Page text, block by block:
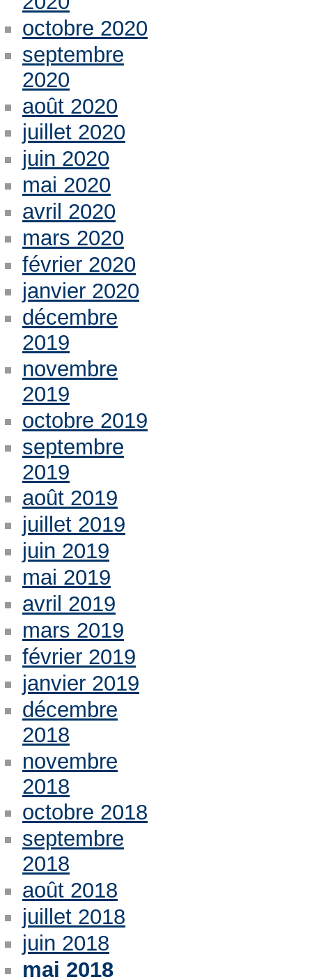
octobre 2020
septembre
2020
août 2020
juillet 2020
juin 2020
mai 2020
avril 2020
mars 2020
février 2020
janvier 2020
décembre
2019
novembre
2019
octobre 2019
septembre
2019
août 2019
juillet 2019
juin 2019
mai 2019
avril 2019
mars 2019
février 2019
janvier 2019
décembre
2018
novembre
2018
octobre 2018
septembre
2018
août 2018
juillet 2018
juin 2018
mai 2018